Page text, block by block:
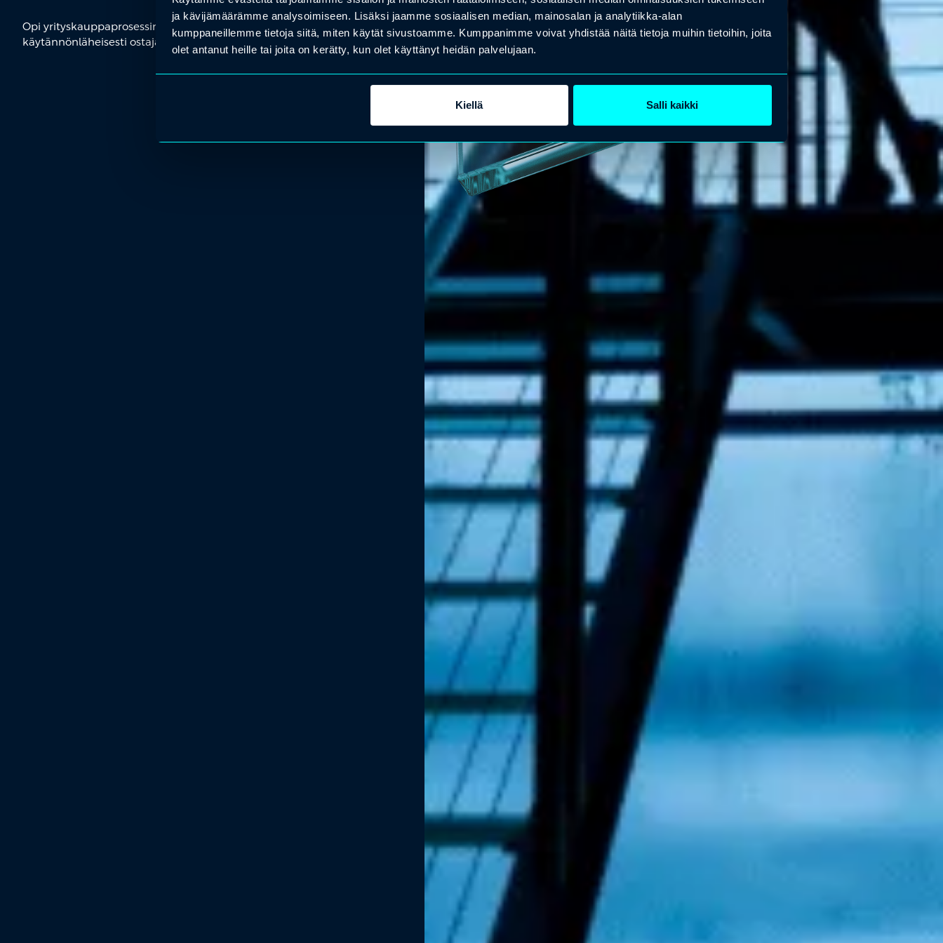
ja kävijämäärämme analysoimiseen. Lisäksi jaamme sosiaalisen median, mainosalan ja analytiikka-alan
kumppaneillemme tietoja siitä, miten käytät sivustoamme. Kumppanimme voivat yhdistää näitä tietoja muihin tietoihin, joita
olet antanut heille tai joita on kerätty, kun olet käyttänyt heidän palvelujaan.
Kiellä Salli kaikki
Opi yrityskauppaprosessin keskeiset vaiheet, arvonmääritys ja verotukselliset näkökulmat
käytännönläheisesti ostajan ja myyjän näkökulmasta.